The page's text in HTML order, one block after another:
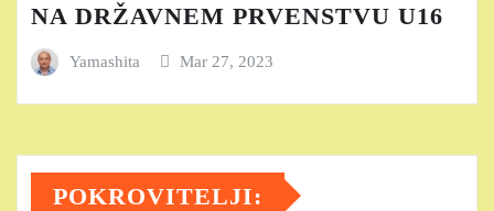
NA DRŽAVNEM PRVENSTVU U16
Yamashita Mar 27, 2023
POKROVITELJI: